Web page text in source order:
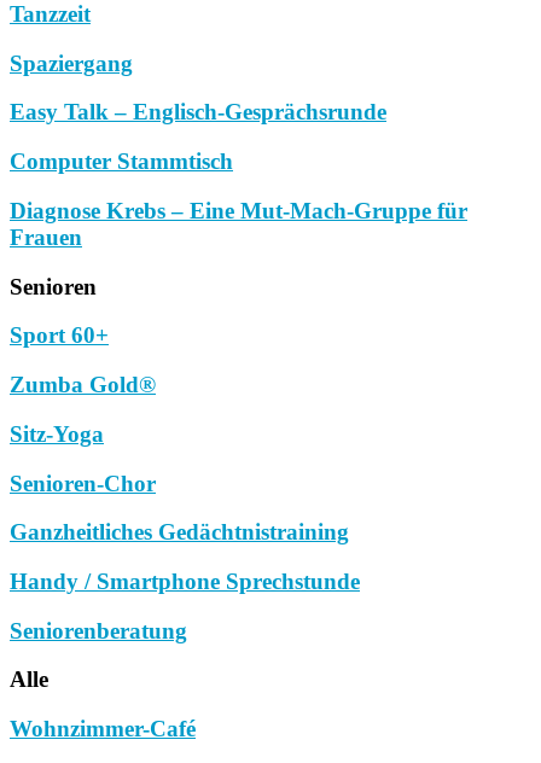
Tanzzeit
Spaziergang
Easy Talk – Englisch-Gesprächsrunde
Computer Stammtisch
Diagnose Krebs – Eine Mut-Mach-Gruppe für
Frauen
Senioren
Sport 60+
Zumba Gold®
Sitz-Yoga
Senioren-Chor
Ganzheitliches Gedächtnistraining
Handy / Smartphone Sprechstunde
Seniorenberatung
Alle
Wohnzimmer-Café